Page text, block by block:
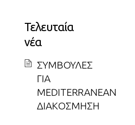
Τελευταία
νέα
ΣΥΜΒΟΥΛΕΣ
ΓΙΑ
MEDITERRANEAN
ΔΙΑΚΟΣΜΗΣΗ